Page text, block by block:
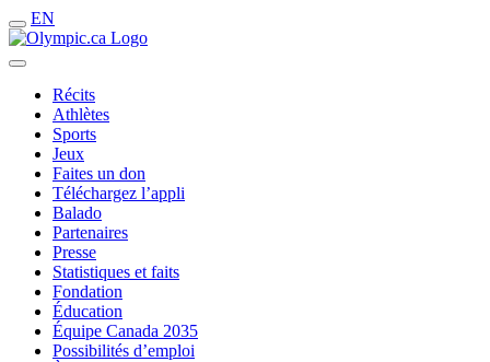
EN
Récits
Athlètes
Sports
Jeux
Faites un don
Téléchargez l’appli
Balado
Partenaires
Presse
Statistiques et faits
Fondation
Éducation
Équipe Canada 2035
Possibilités d’emploi